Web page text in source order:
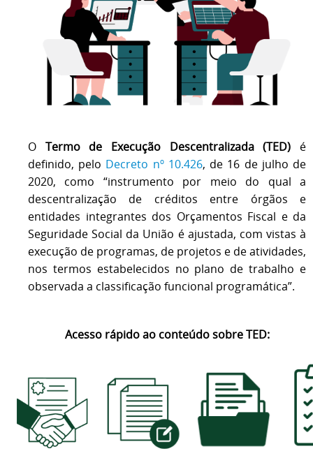
O Termo de Execução Descentralizada (TED) é
definido, pelo Decreto nº 10.426, de 16 de julho de
2020, como “instrumento por meio do qual a
descentralização de créditos entre órgãos e
entidades integrantes dos Orçamentos Fiscal e da
Seguridade Social da União é ajustada, com vistas à
execução de programas, de projetos e de atividades,
nos termos estabelecidos no plano de trabalho e
observada a classificação funcional programática”.
Acesso rápido ao conteúdo sobre TED: